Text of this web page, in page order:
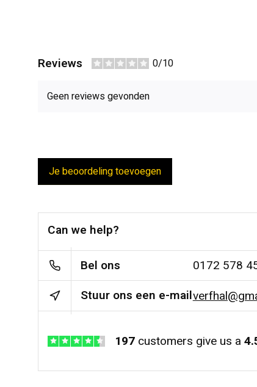
Reviews 0/10
Geen reviews gevonden
Je beoordeling toevoegen
Can we help?
Bel ons
0172 578
Stuur ons een e-mail
197 customers give us a